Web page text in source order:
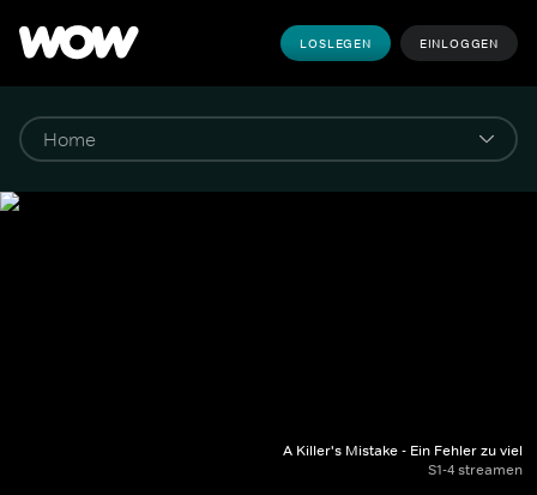
LOSLEGEN EINLOGGEN
A Killer's Mistake - Ein Fehler zu viel
S1-4 streamen